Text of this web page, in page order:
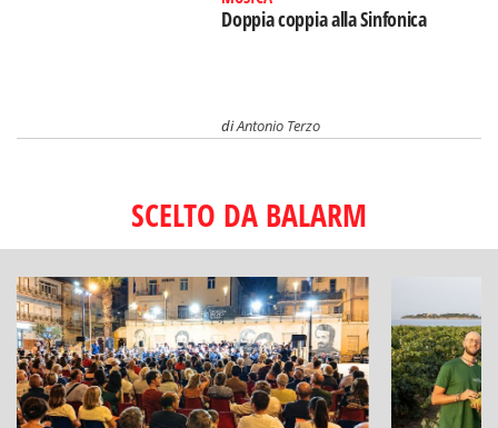
Doppia coppia alla Sinfonica
diAntonio Terzo
SCELTO DA BALARM